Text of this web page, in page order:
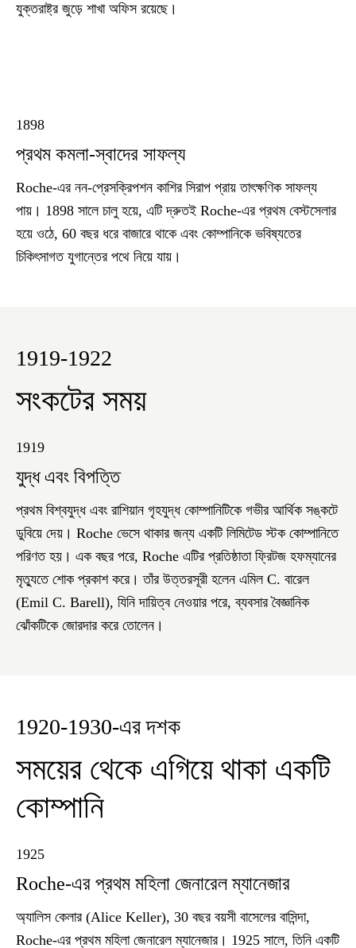
যুক্তরাষ্ট্র জুড়ে শাখা অফিস রয়েছে।
1898
প্রথম কমলা-স্বাদের সাফল্য
Roche-এর নন-প্রেসক্রিপশন কাশির সিরাপ প্রায় তাৎক্ষণিক সাফল্য
পায়। 1898 সালে চালু হয়ে, এটি দ্রুতই Roche-এর প্রথম বেস্টসেলার
হয়ে ওঠে, 60 বছর ধরে বাজারে থাকে এবং কোম্পানিকে ভবিষ্যতের
চিকিৎসাগত যুগান্তের পথে নিয়ে যায়।
1919-1922
সংকটের সময়
1919
যুদ্ধ এবং বিপত্তি
প্রথম বিশ্বযুদ্ধ এবং রাশিয়ান গৃহযুদ্ধ কোম্পানিটিকে গভীর আর্থিক সঙ্কটে
ডুবিয়ে দেয়। Roche ভেসে থাকার জন্য একটি লিমিটেড স্টক কোম্পানিতে
পরিণত হয়। এক বছর পরে, Roche এটির প্রতিষ্ঠাতা ফ্রিটজ হফম্যানের
মৃত্যুতে শোক প্রকাশ করে। তাঁর উত্তরসূরী হলেন এমিল C. বারেল
(Emil C. Barell), যিনি দায়িত্ব নেওয়ার পরে, ব্যবসার বৈজ্ঞানিক
ঝোঁকটিকে জোরদার করে তোলেন।
1920-1930-এর দশক
সময়ের থেকে এগিয়ে থাকা একটি
কোম্পানি
1925
Roche-এর প্রথম মহিলা জেনারেল ম্যানেজার
অ্যালিস কেলার (Alice Keller), 30 বছর বয়সী বাসেলের বাসিন্দা,
Roche-এর প্রথম মহিলা জেনারেল ম্যানেজার। 1925 সালে, তিনি একটি